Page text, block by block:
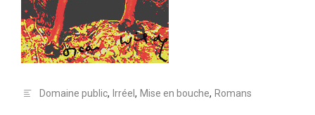
Domaine public, Irréel , Mise en bouche, Romans